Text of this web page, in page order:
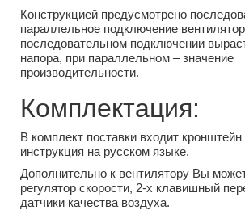
Конструкцией предусмотрено
параллельное подключение
последовательном подключении
напора, при параллельном – значение
производительности.
Комплектация:
В комплект поставки входит
инструкция на русском языке.
Дополнительно к вентилятору Вы
регулятор скорости, 2-х клавишный
датчики качества воздуха.